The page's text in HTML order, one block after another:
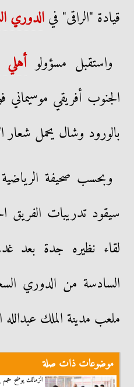
قيادة "الراقى" فيالدوري
واستقبل مسؤولو
الجنوب أفريقي
بالورود وشال يحمل شعار
وبحسب صحيفة
سيقود تدريبات الفريق
لقاء نظيره جدة بعد
السادسة من الدوري
ملعب مدينة الملك
موضوعات ذات صلة
الزمالك يوضح حجم